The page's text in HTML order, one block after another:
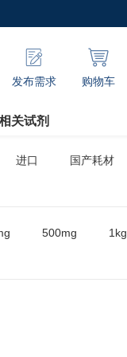
发布需求 购物车
关试剂
进口 国产耗材
500mg 1kg